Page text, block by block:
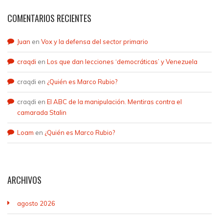
empresas
afición
especial
por
desconvocar
huelgas
y
por
desmoralizar
a
los
trabajadores.
en
de
atropellos
los
que
nos
somete
la
burguesía,
que
encuentra
en
el
sindicalismo
representado
CC.OO.
por
derechos
de
los
trabajadores
y
que
pelea
por
la
superación
del
sistema
explotador.
Partido
Obrero
Español,
con
el
que
desarrollamos
la
lucha
ideológica
y
la
poder
el
COMENTARIOS RECIENTES
Juan en Vox y la defensa del sector primario
craqdi en Los que dan lecciones ‘democráticas’ y Venezuela
craqdi en ¿Quién es Marco Rubio?
craqdi en El ABC de la manipulación. Mentiras contra el
camarada Stalin
Loam en ¿Quién es Marco Rubio?
ARCHIVOS
agosto 2026